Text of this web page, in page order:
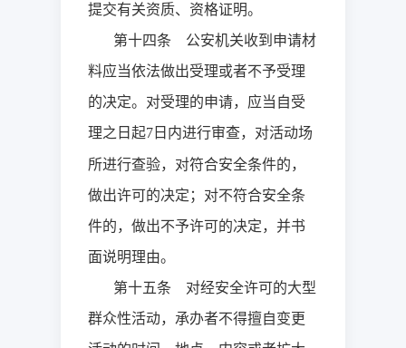
提交有关资质、资格证明。
第十四条 公安机关收到申请材
料应当依法做出受理或者不予受理
的决定。对受理的申请，应当自受
理之日起7 日内进行审查，对活动场
所进行查验，对符合安全条件的，
做出许可的决定；对不符合安全条
件的，做出不予许可的决定，并书
面说明理由。
第十五条 对经安全许可的大型
群众性活动，承办者不得擅自变更